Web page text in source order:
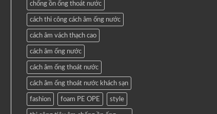
chống ồn ống thoát nước
cách thi công cách âm ống nước
cách âm vách thạch cao
cách âm ống nước
cách âm ống thoát nước
cách âm ống thoát nước khách sạn
fashion foam PE OPE style